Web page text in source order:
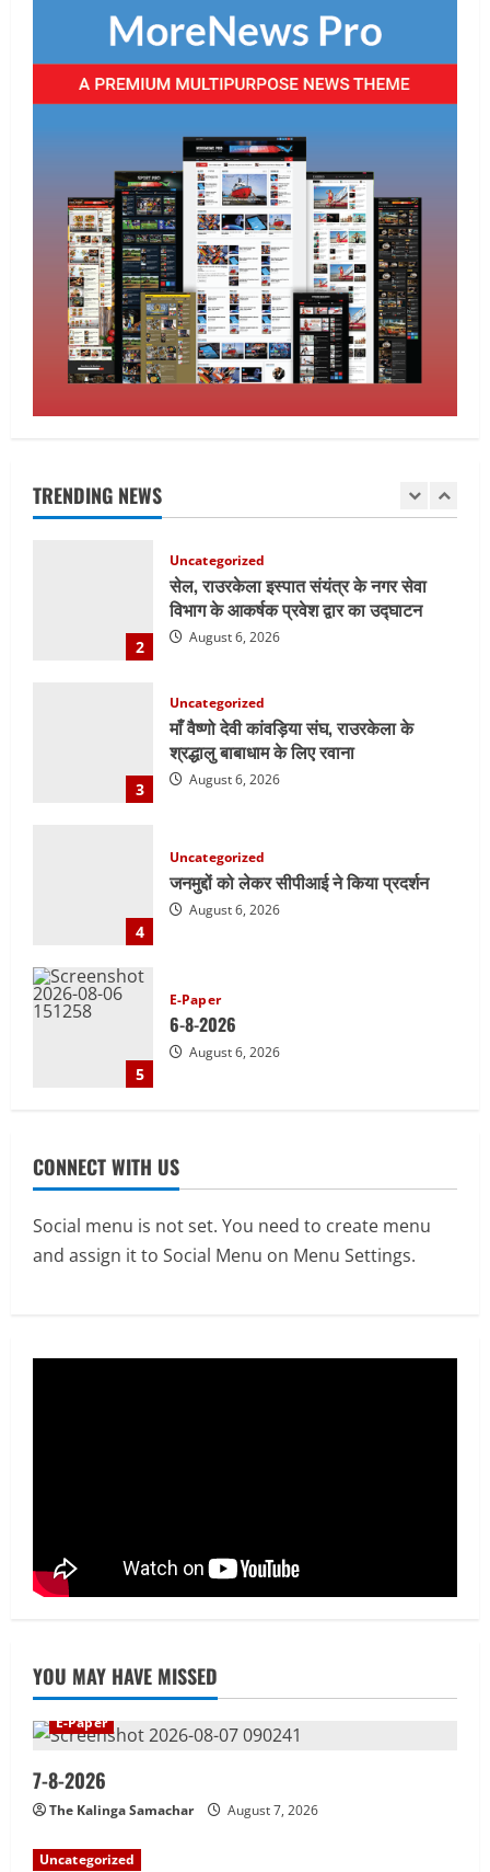
TRENDING NEWS
4
जनमुद्दों को लेकर सीपीआई ने किया प्रदर्शन
5
E-Paper
6-8-2026
August 6, 2026
1
E-Paper
7-8-2026
August 7, 2026
2
Uncategorized
3
Uncategorized
माँ वैष्णो देवी कांवड़िया संघ, राउरकेला के
श्रद्धालु बाबाधाम के लिए रवाना
August 6, 2026
4
Uncategorized
जनमुद्दों को लेकर सीपीआई ने किया प्रदर्शन
August 6, 2026
5
E-Paper
6-8-2026
August 6, 2026
1
E-Paper
7-8-2026
August 7, 2026
2
सेल, राउरकेला इस्पात संयंत्र के नगर सेवा
विभाग के आकर्षक प्रवेश द्वार का उद्घाटन
3
CONNECT WITH US
Social menu is not set. You need to create menu
and assign it to Social Menu on Menu Settings.
YOU MAY HAVE MISSED
E-Paper
7-8-2026
The Kalinga Samachar August 7, 2026
Uncategorized